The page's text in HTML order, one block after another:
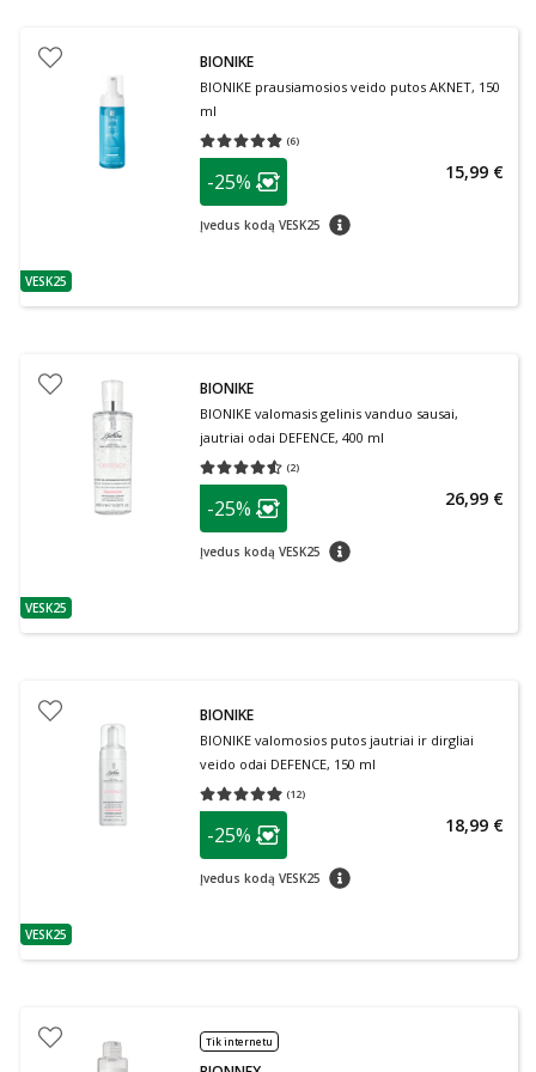
patarimas
VESK25
BIONIKE
BIONIKE prausiamosios veido putos AKNET, 150
ml
(6)
Vidutinis įvertinimas 4.83
patarimas
Lojalumo klubo narių nuolaida
-25%
Įvedus kodą VESK25 patarimas
15,99 €
patarimas
VESK25
BIONIKE
BIONIKE valomasis gelinis vanduo sausai,
jautriai odai DEFENCE, 400 ml
(2)
Vidutinis įvertinimas 4.50
patarimas
Lojalumo klubo narių nuolaida
-25%
Įvedus kodą VESK25 patarimas
26,99 €
patarimas
VESK25
BIONIKE
BIONIKE valomosios putos jautriai ir dirgliai
veido odai DEFENCE, 150 ml
(12)
Vidutinis įvertinimas 4.92
patarimas
Lojalumo klubo narių nuolaida
-25%
Įvedus kodą VESK25 patarimas
18,99 €
Tik internetu